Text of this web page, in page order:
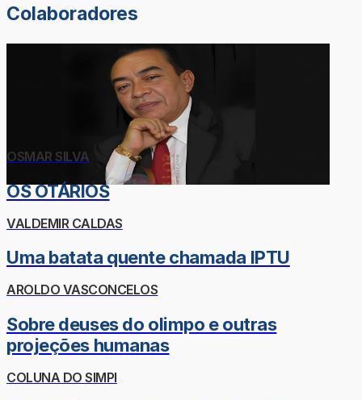
Colaboradores
OSMAR SILVA
OS OTÁRIOS
VALDEMIR CALDAS
Uma batata quente chamada IPTU
AROLDO VASCONCELOS
Sobre deuses do olimpo e outras
projeções humanas
COLUNA DO SIMPI